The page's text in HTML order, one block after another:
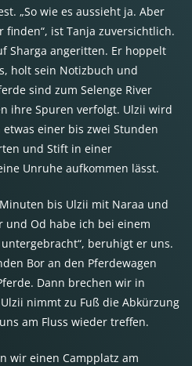
„So wie es aussieht ja. Aber
ist Tanja zuversichtlich.
Sharga angeritten. Er hoppelt
holt sein Notizbuch und
sind zum Selenge River
ihre Spuren verfolgt. Ulzii wird
einer bis zwei Stunden
und Stift in einer
Unruhe aufkommen lässt.
bis Ulzii mit Naraa und
und Od habe ich bei einem
beruhigt er uns.
Bor an den Pferdewagen
Dann brechen wir in
nimmt zu Fuß die Abkürzung
am Fluss wieder treffen.
wir einen Campplatz am